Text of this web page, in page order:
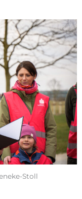
Stoll